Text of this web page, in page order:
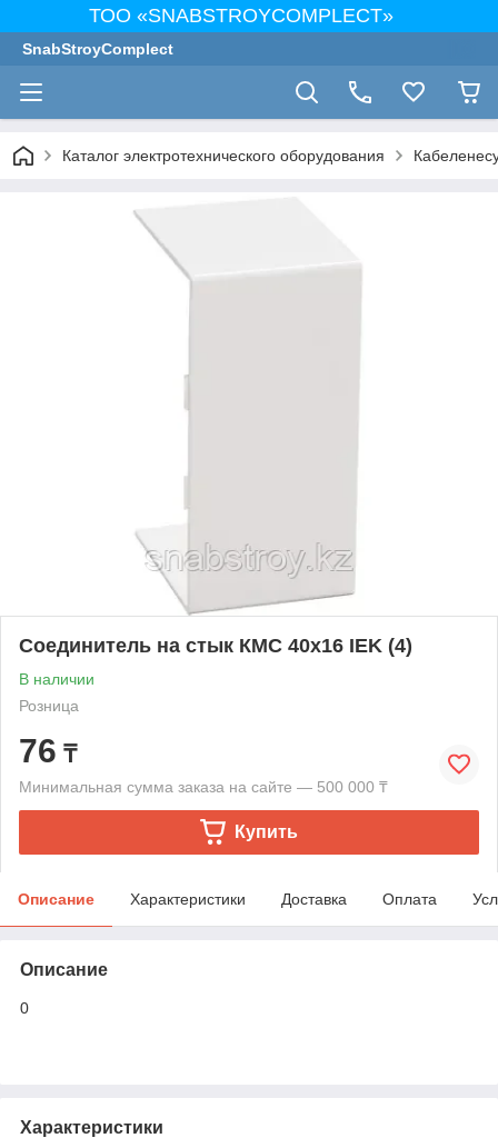
ТОО «SNABSTROYCOMPLECT»
SnabStroyComplect
Каталог электротехнического оборудования
Соединитель на стык КМС 40х16 IEK (4)
В наличии
Розница
76 ₸
Минимальная сумма заказа на сайте — 500 000 ₸
Купить
Описание Характеристики Доставка Оплата
Описание
0
Характеристики